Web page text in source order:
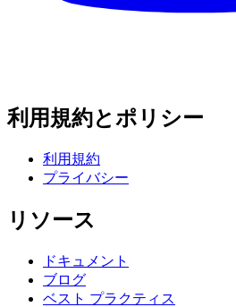
利用規約とポリシー
利用規約
プライバシー
リソース
ドキュメント
ブログ
ベスト プラクティス